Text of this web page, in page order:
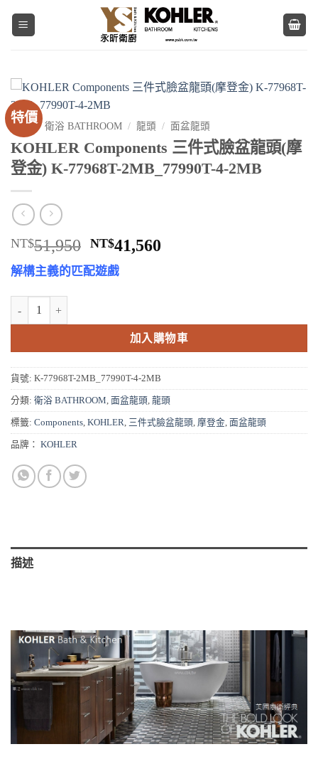
特價
首頁 / 衛浴 BATHROOM / 龍頭 / 面盆龍頭
KOHLER Components 三件式臉盆龍頭(摩
登金) K-77968T-2MB_77990T-4-2MB
NT$51,950 原
始
價
NT$41,560
解構主義的匹配遊戲
KOHLER Components 三件式臉盆龍頭(摩登金) K-77968T-
加入購物車
貨號: K-77968T-2MB_77990T-4-2MB
分類: 衛浴 BATHROOM, 面盆龍頭, 龍頭
標籤: Components, KOHLER, 三件式臉盆龍頭, 摩登金, 面盆龍頭
品牌： KOHLER
描述